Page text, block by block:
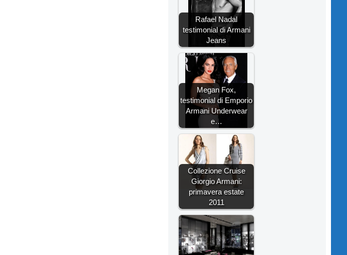
Rafael Nadal
testimonial di Armani
Jeans
Megan Fox,
testimonial di Emporio
Armani Underwear
e…
Collezione Cruise
Giorgio Armani:
primavera estate
2011